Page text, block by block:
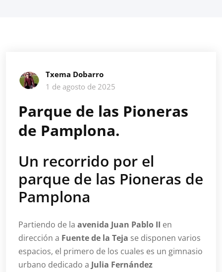
Txema Dobarro
1 de agosto de 2025
Parque de las Pioneras
de Pamplona.
Un recorrido por el
parque de las Pioneras de
Pamplona
Partiendo de la avenida Juan Pablo II en
dirección a Fuente de la Teja se disponen varios
espacios, el primero de los cuales es un gimnasio
urbano dedicado a Julia Fernández